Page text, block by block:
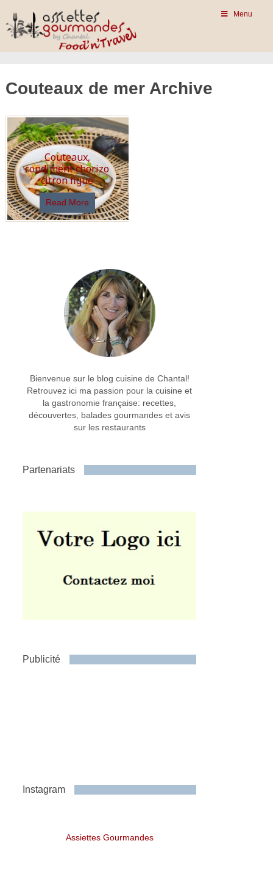
Menu
Couteaux de mer Archive
Couteaux,
condiment chorizo
citron figue
Read More
Bienvenue sur le blog cuisine de Chantal!
Retrouvez ici ma passion pour la cuisine et
la gastronomie française: recettes,
découvertes, balades gourmandes et avis
sur les restaurants
Partenariats
Publicité
Instagram
Assiettes Gourmandes